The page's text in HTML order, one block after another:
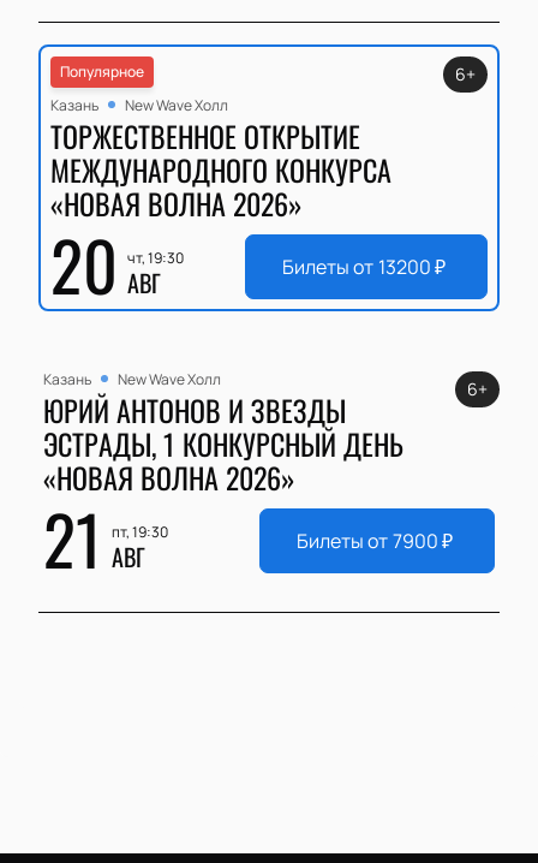
Популярное
Казань
New Wave Холл
ТОРЖЕСТВЕННОЕ ОТКРЫТИЕ
МЕЖДУНАРОДНОГО КОНКУРСА
«НОВАЯ ВОЛНА 2026»
20 чт, 19:30
АВГ
6+
Билеты от 13200₽
Казань New Wave Холл
ЮРИЙ АНТОНОВ И ЗВЕЗДЫ
ЭСТРАДЫ, 1 КОНКУРСНЫЙ ДЕНЬ
«НОВАЯ ВОЛНА 2026»
21 пт, 19:30
АВГ
6+
Билеты от7900₽